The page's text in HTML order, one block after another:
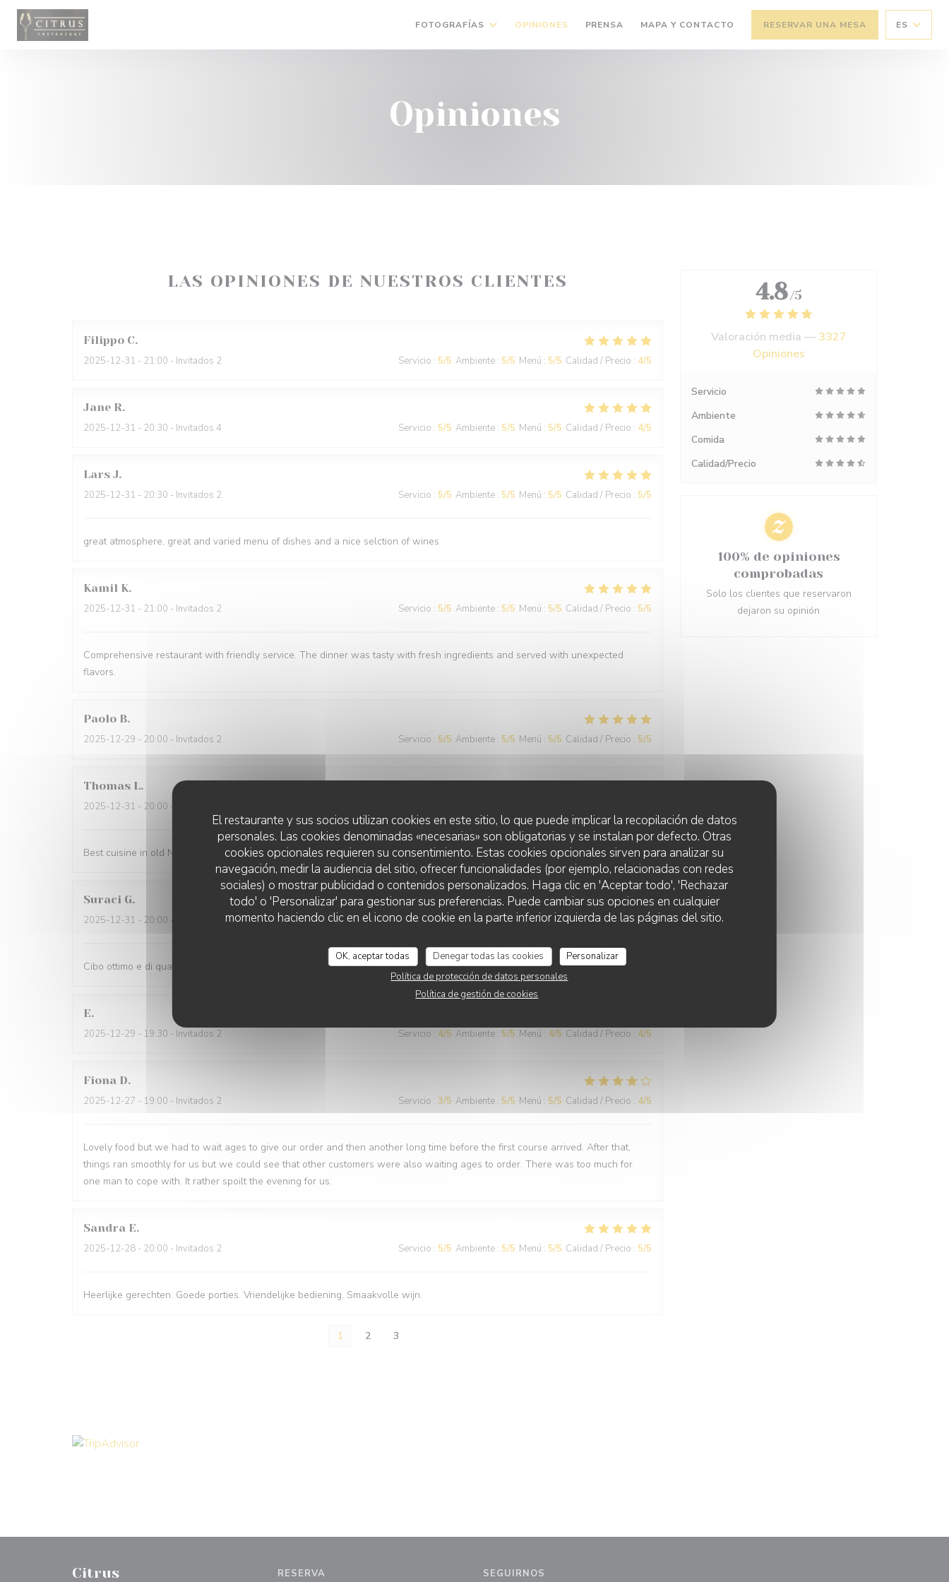
Personalización de sus opciones de cookies
El restaurante y sus socios utilizan cookies en este sitio, lo que puede implicar la recopilación de datos
personales. Las cookies denominadas «necesarias» son obligatorias y se instalan por defecto. Otras
cookies opcionales requieren su consentimiento. Estas cookies opcionales sirven para analizar su
navegación, medir la audiencia del sitio, ofrecer funcionalidades (por ejemplo, relacionadas con redes
sociales) o mostrar publicidad o contenidos personalizados. Haga clic en 'Aceptar todo', 'Rechazar
todo' o 'Personalizar' para gestionar sus preferencias. Puede cambiar sus opciones en cualquier
momento haciendo clic en el icono de cookie en la parte inferior izquierda de las páginas del sitio.
OK, aceptar todas Denegar todas las cookies
Personalizar
Política de protección de datos personales
Política de gestión de cookies
FOTOGRAFÍAS OPINIONES PRENSA MAPA Y CONTACTO RESERVAR UNA MESA ES
Opiniones
LAS OPINIONES DE NUESTROS CLIENTES
Filippo C
2025-12-31 - 21:00 - Invitados 2 Servicio : 5/5 Ambiente : 5/5 Menú : 5/5 Calidad / Precio : 4/5
Jane R
2025-12-31 - 20:30 - Invitados 4 Servicio : 5/5 Ambiente : 5/5 Menú : 5/5 Calidad / Precio : 4/5
Lars J
2025-12-31 - 20:30 - Invitados 2 Servicio : 5/5 Ambiente : 5/5 Menú : 5/5 Calidad / Precio : 5/5
great atmosphere, great and varied menu of dishes and a nice selction of wines
Kamil K
2025-12-31 - 21:00 - Invitados 2 Servicio : 5/5 Ambiente : 5/5 Menú : 5/5 Calidad / Precio : 5/5
Comprehensive restaurant with friendly service. The dinner was tasty with fresh ingredients and served with unexpected
flavors.
Paolo B
2025-12-29 - 20:00 - Invitados 2 Servicio : 5/5 Ambiente : 5/5 Menú : 5/5 Calidad / Precio : 5/5
Thomas L
2025-12-31 - 20:00 - Invitados 2
Best cuisine in old Nice.
Suraci G
2025-12-31 - 20:00 - Invitados 2 Servicio:5/5 Ambiente: 5/5 Menú: 5 /5 Calidad / Precio: 5/5
Cibo ottimo e di qualità, servizio eccellente,complimenti
E
2025-12-29 - 19:30 - Invitados 2 Servicio : 4/5 Ambiente : 5/5 Menú : 4/5 Calidad / Precio : 4/5
Fiona D
2025-12-27 - 19:00 - Invitados 2 Servicio : 3/5 Ambiente : 5/5 Menú : 5/5 Calidad / Precio : 4/5
Lovely food but we had to wait ages to give our order and then another long time before the first course arrived. After that,
things ran smoothly for us but we could see that other customers were also waiting ages to order. There was too much for
one man to cope with. It rather spoilt the evening for us.
Sandra E
2025-12-28 - 20:00 - Invitados 2 Servicio : 5/5 Ambiente : 5/5 Menú : 5/5 Calidad / Precio : 5/5
Heerlijke gerechten. Goede porties. Vriendelijke bediening. Smaakvolle wijn.
1 2 3
4.8 /5
Valoración media — 3327
Opiniones
Servicio
Ambiente
Comida
Calidad/Precio
100% de opiniones
comprobadas
Solo los clientes que reservaron
dejaron su opinión
Citrus RESERVA SEGUIRNOS